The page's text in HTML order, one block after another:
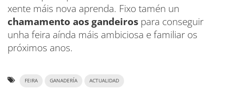
xente máis nova aprenda. Fixo tamén un
chamamento aos gandeiros para conseguir
unha feira aínda máis ambiciosa e familiar os
próximos anos.
FEIRA GANADERÍA ACTUALIDAD